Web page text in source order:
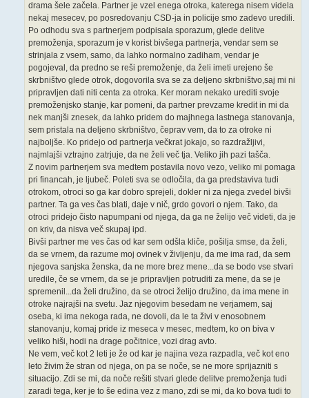
drama šele začela. Partner je vzel enega otroka, katerega nisem videla
nekaj mesecev, po posredovanju CSD-ja in policije smo zadevo uredili.
Po odhodu sva s partnerjem podpisala sporazum, glede delitve
premoženja, sporazum je v korist bivšega partnerja, vendar sem se
strinjala z vsem, samo, da lahko normalno zadiham, vendar je
pogojeval, da predno se reši premoženje, da želi imeti urejeno še
skrbništvo glede otrok, dogovorila sva se za deljeno skrbništvo,saj mi ni
pripravljen dati niti centa za otroka. Ker moram nekako urediti svoje
premoženjsko stanje, kar pomeni, da partner prevzame kredit in mi da
nek manjši znesek, da lahko pridem do majhnega lastnega stanovanja,
sem pristala na deljeno skrbništvo, čeprav vem, da to za otroke ni
najboljše. Ko pridejo od partnerja večkrat jokajo, so razdražljivi,
najmlajši vztrajno zatrjuje, da ne želi več tja. Veliko jih pazi tašča.
Z novim partnerjem sva medtem postavila novo vezo, veliko mi pomaga
pri financah, je ljubeč. Poleti sva se odločila, da ga predstaviva tudi
otrokom, otroci so ga kar dobro sprejeli, dokler ni za njega zvedel bivši
partner. Ta ga ves čas blati, daje v nič, grdo govori o njem. Tako, da
otroci pridejo čisto napumpani od njega, da ga ne želijo več videti, da je
on kriv, da nisva več skupaj ipd.
Bivši partner me ves čas od kar sem odšla kliče, pošilja smse, da želi,
da se vrnem, da razume moj ovinek v življenju, da me ima rad, da sem
njegova sanjska ženska, da ne more brez mene...da se bodo vse stvari
uredile, če se vrnem, da se je pripravljen potruditi za mene, da se je
spremenil...da želi družino, da se otroci želijo družino, da ima mene in
otroke najrajši na svetu. Jaz njegovim besedam ne verjamem, saj
oseba, ki ima nekoga rada, ne dovoli, da le ta živi v enosobnem
stanovanju, komaj pride iz meseca v mesec, medtem, ko on biva v
veliko hiši, hodi na drage počitnice, vozi drag avto.
Ne vem, več kot 2 leti je že od kar je najina veza razpadla, več kot eno
leto živim že stran od njega, on pa se noče, se ne more sprijazniti s
situacijo. Zdi se mi, da noče rešiti stvari glede delitve premoženja tudi
zaradi tega, ker je to še edina vez z mano, zdi se mi, da ko bova tudi to